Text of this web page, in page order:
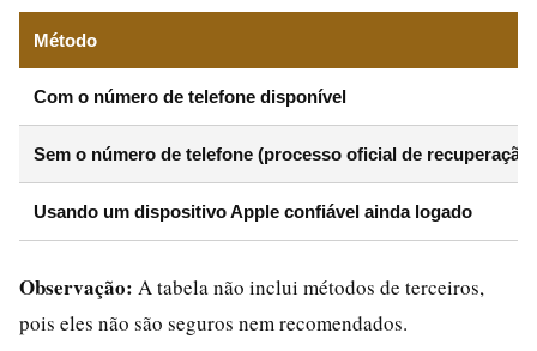
Método
Com o número de telefone disponível
Sem o número de telefone (processo oficial de recuperação)
Usando um dispositivo Apple confiável ainda logado
Observação: A tabela não inclui métodos de terceiros,
pois eles não são seguros nem recomendados.